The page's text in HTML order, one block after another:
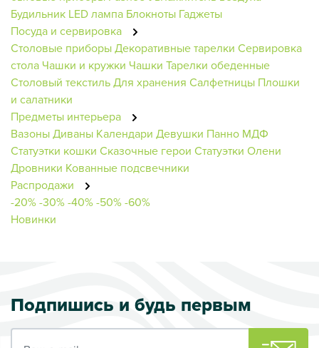
Будильник LED лампа Блокноты Гаджеты
Посуда и сервировка
Столовые приборыДекоративные тарелки Сервировка
стола Чашки и кружки Чашки Тарелки обеденные
Столовый текстильДля хранения Салфетницы Плошки
и салатники
Предметы интерьера
ВазоныДиваны Календари Девушки Панно МДФ
Статуэтки кошки Сказочные герои Статуэтки Олени
Дровники Кованные подсвечники
Распродажи
-20%-30%-40%-50%-60%
Новинки
Подпишись и будь первым